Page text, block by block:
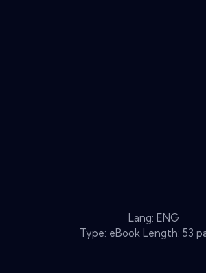
Lang: ENG
Type: eBook Length: 53